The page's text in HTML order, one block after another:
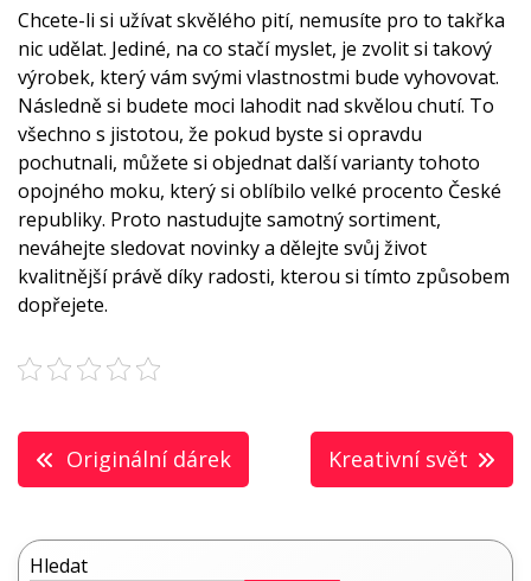
Chcete-li si užívat skvělého pití, nemusíte pro to takřka
nic udělat. Jediné, na co stačí myslet, je zvolit si takový
výrobek, který vám svými vlastnostmi bude vyhovovat.
Následně si budete moci lahodit nad skvělou chutí. To
všechno s jistotou, že pokud byste si opravdu
pochutnali, můžete si objednat další varianty tohoto
opojného moku, který si oblíbilo velké procento České
republiky. Proto nastudujte samotný sortiment,
neváhejte sledovat novinky a dělejte svůj život
kvalitnější právě díky radosti, kterou si tímto způsobem
dopřejete.
Navigace
pro
příspěvek
Originální dárek Kreativní svět
Hledat